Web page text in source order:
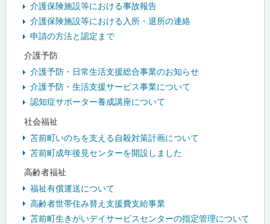
介護保険施設等における事故報告
介護保険施設等における入所・退所の連絡
申請の方法と認定まで
介護予防
介護予防・日常生活支援総合事業のお知らせ
介護予防・生活支援サービス事業について
認知症サポーター養成講座について
社会福祉
苫前町いのちを支える自殺対策計画について
苫前町成年後見センターを開設しました
高齢者福祉
福祉有償運送について
高齢者世帯住み替え支援費支給事業
苫前町生きがいデイサービスセンターの指定管理について